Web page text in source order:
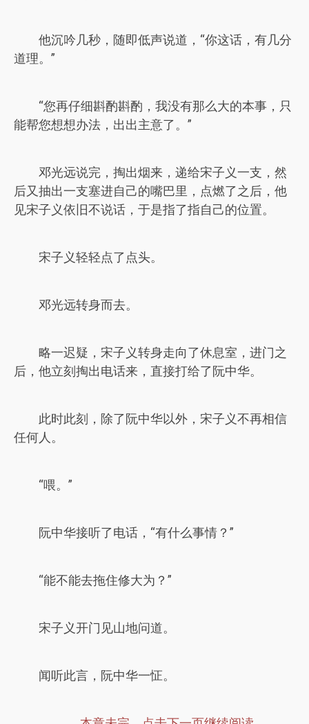
他沉吟几秒，随即低声说道，“你这话，有几分
道理。”
“您再仔细斟酌斟酌，我没有那么大的本事，只
能帮您想想办法，出出主意了。”
邓光远说完，掏出烟来，递给宋子义一支，然
后又抽出一支塞进自己的嘴巴里，点燃了之后，他
见宋子义依旧不说话，于是指了指自己的位置。
宋子义轻轻点了点头。
邓光远转身而去。
略一迟疑，宋子义转身走向了休息室，进门之
后，他立刻掏出电话来，直接打给了阮中华。
此时此刻，除了阮中华以外，宋子义不再相信
任何人。
“喂。”
阮中华接听了电话，“有什么事情？”
“能不能去拖住修大为？”
宋子义开门见山地问道。
闻听此言，阮中华一怔。